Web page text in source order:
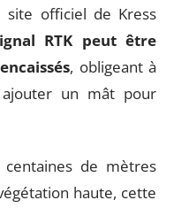
site officiel de Kress
RTK peut être
, obligeant à
un mât pour
de mètres
haute, cette